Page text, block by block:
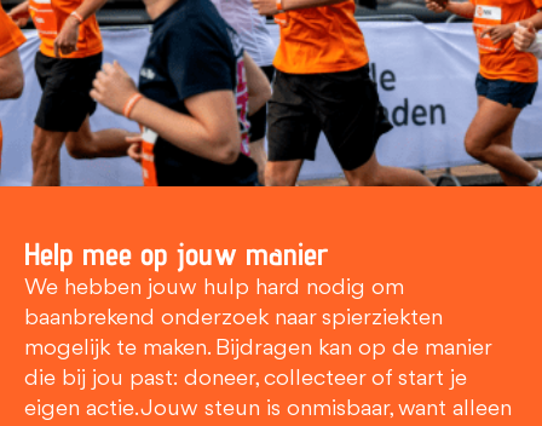
Help mee op jouw manier
We hebben jouw hulp hard nodig om
baanbrekend onderzoek naar spierziekten
mogelijk te maken. Bijdragen kan op de manier
die bij jou past: doneer, collecteer of start je
eigen actie. Jouw steun is onmisbaar, want alleen